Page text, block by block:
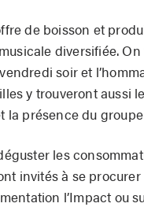
de boisson et
diversifiée.
soir et
y trouveront aussi
la présence du
les
invités à se
l’Impact ou